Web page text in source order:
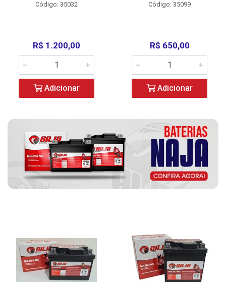
Código: 35032
R$ 1.200,00
Adicionar
Código: 35099
R$ 650,00
Adicionar